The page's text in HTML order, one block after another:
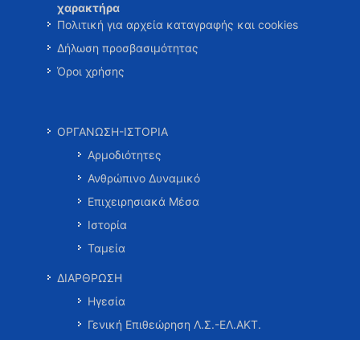
χαρακτήρα
Πολιτική για αρχεία καταγραφής και cookies
Δήλωση προσβασιμότητας
Όροι χρήσης
ΟΡΓΑΝΩΣΗ-ΙΣΤΟΡΙΑ
Αρμοδιότητες
Ανθρώπινο Δυναμικό
Επιχειρησιακά Μέσα
Ιστορία
Ταμεία
ΔΙΑΡΘΡΩΣΗ
Ηγεσία
Γενική Επιθεώρηση Λ.Σ.-ΕΛ.ΑΚΤ.